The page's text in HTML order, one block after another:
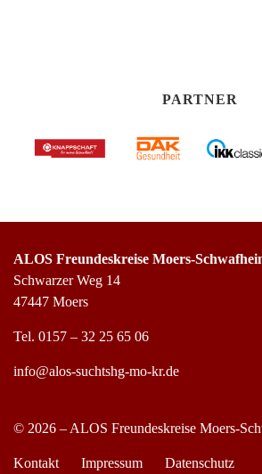
PARTNER
ALOS Freundeskreise Moers-
Schwarzer Weg 14
47447 Moers
Tel. 0157 – 32 25 65 06
info@alos-suchtshg-mo-kr.de
© 2026 – ALOS Freundeskreise Moers-
Kontakt Impressum Datenschutz